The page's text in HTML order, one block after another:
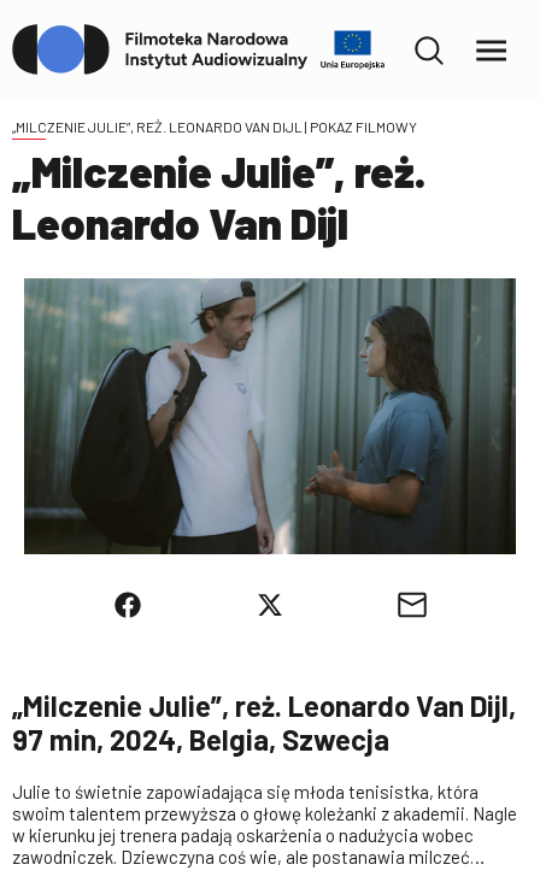
„MILCZENIE JULIE”, REŻ. LEONARDO VAN DIJL | POKAZ FILMOWY
„Milczenie Julie”, reż.
Leonardo Van Dijl
„Milczenie Julie”, reż. Leonardo Van Dijl,
97 min, 2024, Belgia, Szwecja
Julie to świetnie zapowiadająca się młoda tenisistka, która
swoim talentem przewyższa o głowę koleżanki z akademii. Nagle
w kierunku jej trenera padają oskarżenia o nadużycia wobec
zawodniczek. Dziewczyna coś wie, ale postanawia milczeć…